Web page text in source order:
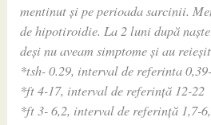
mentinut și pe perioada sarcinii.
de hipotiroidie. La 2 luni după
deși nu aveam simptome și au
*tsh- 0.29, interval de referinta
*ft 4-17, interval de referință 12-22
*ft 3- 6,2, interval de referință 1,7-